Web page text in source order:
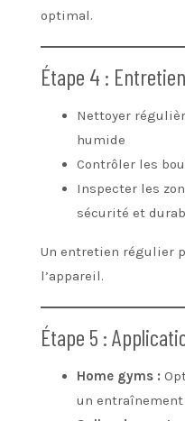
optimal.
Étape 4 : Entretien
Nettoyer
humide
Contrôler les
Inspecter les
sécurité et
Un entretien régulier
l’appareil.
Étape 5 :
Home gyms :
un